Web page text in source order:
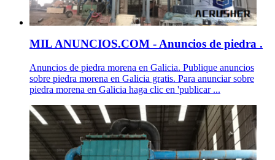
MIL ANUNCIOS.COM - Anuncios de piedra .
Anuncios de piedra morena en Galicia. Publique anuncios
sobre piedra morena en Galicia gratis. Para anunciar sobre
piedra morena en Galicia haga clic en 'publicar ...